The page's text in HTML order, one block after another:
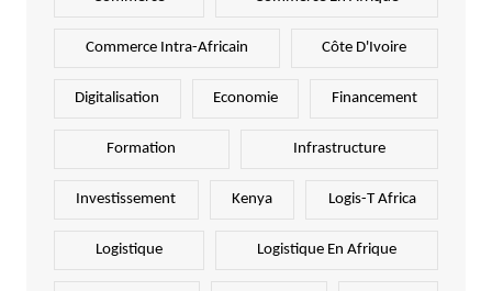
Commerce Intra-Africain Côte D'Ivoire
Digitalisation Economie Financement
Formation Infrastructure
Investissement Kenya Logis-T Africa
Logistique Logistique En Afrique